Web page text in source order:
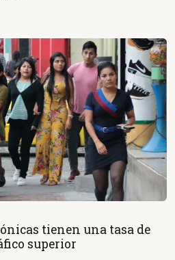
tienen una tasa de
superior